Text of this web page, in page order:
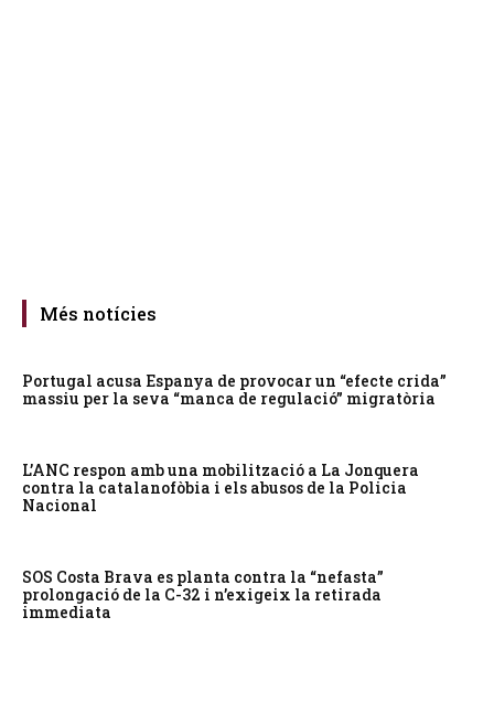
Més notícies
Portugal acusa Espanya de provocar un “efecte crida”
massiu per la seva “manca de regulació” migratòria
L’ANC respon amb una mobilització a La Jonquera
contra la catalanofòbia i els abusos de la Policia
Nacional
SOS Costa Brava es planta contra la “nefasta”
prolongació de la C-32 i n’exigeix la retirada
immediata